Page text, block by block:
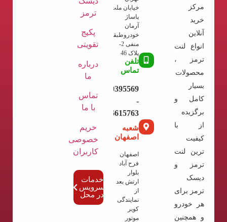
مرکز
خرید
آنلاین
انواع لنت
ترمز ،
محصولات
بسیار
کامل و
برگزیده
از با
کیفیت
ترین لنت
ترمز و
دیسک
ترمز برای
هر خودرو
و همچنین
خیابان ملت
پاساژ
آرمان
خودروطبقه
منفی 2-
پلاک 46
تلفن
تماس
09120395569
-
02136615763
شعبه
اصفهان
اصفهان
فرح آباد
بلوار
ارتش بعد
از
نمایندگی
کویر
موتور
ترمز
پکیج
تقویتی
درباره
ما
تماس
با ما
حریم
خصوصی
کاربران
خدمات
سرویس
در محل